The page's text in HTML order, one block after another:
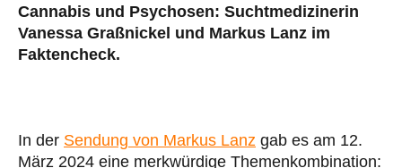
Cannabis und Psychosen: Suchtmedizinerin
Vanessa Graßnickel und Markus Lanz im
Faktencheck.
In der Sendung von Markus Lanz gab es am 12.
März 2024 eine merkwürdige Themenkombination: